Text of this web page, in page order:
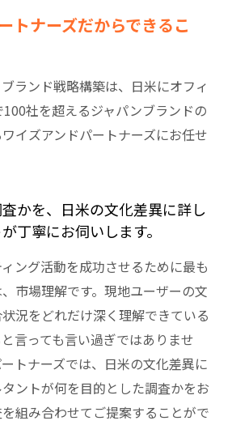
トナーズだからできるこ
ランド戦略構築は、日米にオフィ
社を超えるジャパンブランドの
イズアンドパートナーズにお任せ
かを、日米の文化差異に詳し
丁寧にお伺いします。
ング活動を成功させるために最も
市場理解です。現地ユーザーの文
況をどれだけ深く理解できている
言っても言い過ぎではありませ
トナーズでは、日米の文化差異に
ントが何を目的とした調査かをお
組み合わせてご提案することがで